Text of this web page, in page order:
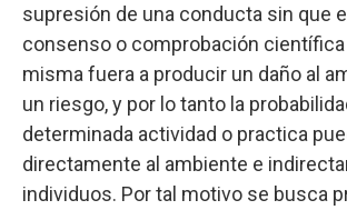
supresión de una conducta sin que
consenso o comprobación científica
misma fuera a producir un daño al
un riesgo, y por lo tanto la
determinada actividad o practica
directamente al ambiente e
individuos. Por tal motivo se busca